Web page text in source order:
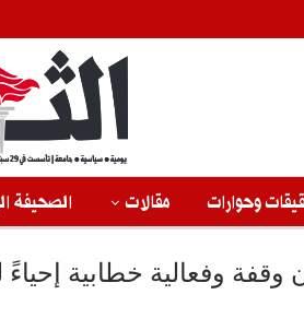
وحوارات مقالات الصحيفة
وقفة وفعالية خطابية